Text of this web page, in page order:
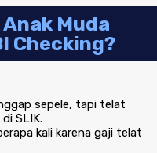
Muda
Checking?
sepele, tapi telat
SLIK.
kali karena gaji telat